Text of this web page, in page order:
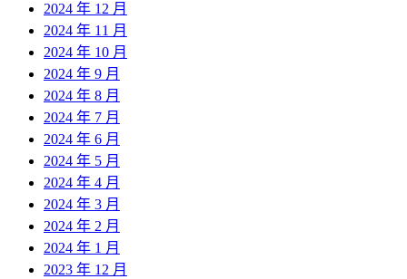
2024 年 12 月
2024 年 11 月
2024 年 10 月
2024 年 9 月
2024 年 8 月
2024 年 7 月
2024 年 6 月
2024 年 5 月
2024 年 4 月
2024 年 3 月
2024 年 2 月
2024 年 1 月
2023 年 12 月